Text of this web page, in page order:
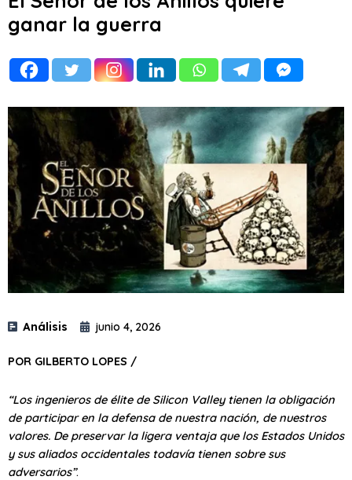
ganar la guerra
Análisis junio 4, 2026
POR GILBERTO LOPES /
“Los ingenieros de élite de Silicon Valley tienen la obligación
de participar en la defensa de nuestra nación, de nuestros
valores. De preservar la ligera ventaja que los Estados Unidos
y sus aliados occidentales todavía tienen sobre sus
adversarios”.